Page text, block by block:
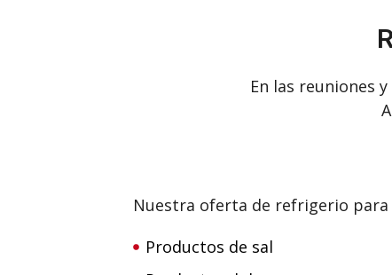
En las reuniones
Nuestra oferta de refrigerio para
Productos de sal